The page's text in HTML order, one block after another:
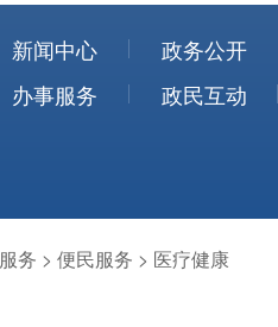
新闻中心
政务公开
办事服务
政民互动
务 > 便民服务 > 医疗健康